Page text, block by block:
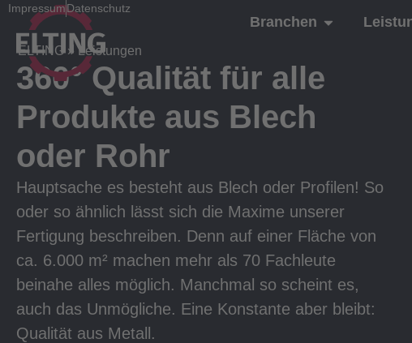
ImpressumDatenschutz
Branchen
ELTING»Leistungen
360° Qualität für alle
Produkte aus Blech
oder Rohr
Hauptsache es besteht aus Blech oder Profilen! So
oder so ähnlich lässt sich die Maxime unserer
Fertigung beschreiben. Denn auf einer Fläche von
ca. 6.000 m² machen mehr als 70 Fachleute
beinahe alles möglich. Manchmal so scheint es,
auch das Unmögliche. Eine Konstante aber bleibt:
Qualität aus Metall.